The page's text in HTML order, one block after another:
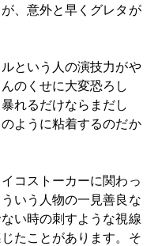
、意外と早くグレタが
という人の演技力がや
のくせに大変恐ろし
れるだけならまだし
ように粘着するのだか
コストーカーに関わっ
いう人物の一見善良な
い時の刺すような視線
たことがあります。そ